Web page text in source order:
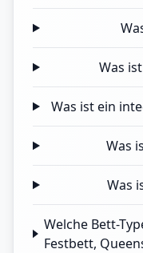
Was
Was ist ein
Was
Was
Welche Bett-
Festbett,